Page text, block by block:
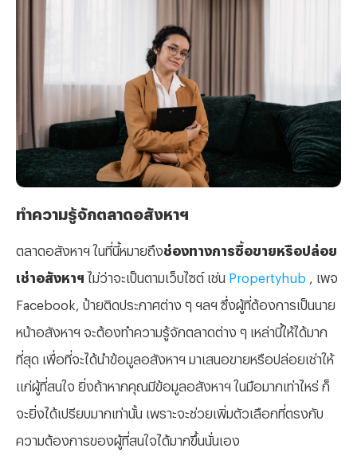
ทำความรู้จักตลาดอสังหาฯ
ตลาดอสังหาฯ ในที่นี้หมายถึงช่องทางการซื้อขายหรือปล่อย
เช่าอสังหาฯ ไม่ว่าจะเป็นตามเว็บไซต์ เช่น Propertyhub , เพจ
Facebook, ป้ายติดประกาศต่าง ๆ ฯลฯ ซึ่งผู้ที่ต้องการเป็นนาย
หน้าอสังหาฯ จะต้องทำความรู้จักตลาดต่าง ๆ เหล่านี้ให้ได้มาก
ที่สุด เพื่อที่จะได้นำข้อมูลอสังหาฯ มาเสนอขายหรือปล่อยเช่าให้
แก่ผู้ที่สนใจ ยิ่งถ้าหากคุณมีข้อมูลอสังหาฯ ในมือมากเท่าไหร่ ก็
จะยิ่งได้เปรียบมากเท่านั้น เพราะจะช่วยเพิ่มตัวเลือกที่ตรงกับ
ความต้องการของผู้ที่สนใจได้มากขึ้นนั่นเอง